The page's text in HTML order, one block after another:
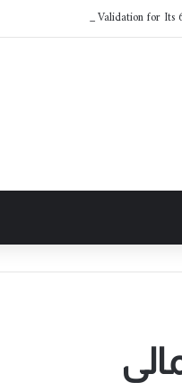
NVIDIA AI Factory Validation for